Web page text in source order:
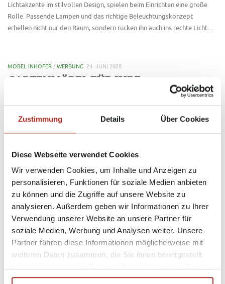
Zustimmung Details Über Cookies
Diese Webseite verwendet Cookies
Wir verwenden Cookies, um Inhalte und Anzeigen zu
personalisieren, Funktionen für soziale Medien anbieten
zu können und die Zugriffe auf unsere Website zu
analysieren. Außerdem geben wir Informationen zu Ihrer
Verwendung unserer Website an unsere Partner für
soziale Medien, Werbung und Analysen weiter. Unsere
Partner führen diese Informationen möglicherweise mit
weiteren Daten zusammen, die Sie ihnen bereitgestellt
gesammelt haben.
Lichtakzente im stilvollen Design, spielen beim Einrichten eine große
Rolle. Passende Lampen und das richtige Beleuchtungskonzept
erhellen nicht nur den Raum, sondern rücken ihn auch ins rechte Licht....
MÖBEL INHOFER / WERBUNG 24. JUNI 2020
GARTENMÖBEL FÜR IHRE
Gartenmöbel für das Leben im Freien Willkommen in der Welt des
Gartens. Schaffen Sie mit Gartenmöbel, Entspannungsräume und
MÖBEL INHOFER/ WERBUNG 4. MAI 2020
Wir ♥ Sofas
Verwirklichen Sie mit uns raumerfüllende Lebenswünsche Traumhaft
schön! Wertige Polstermöbel für das richtige Sitzgefühl mit bester
Funktionalität sind so individuell wie der Mensch selbst. Jetzt ist
Schluss mit Kompromissen, lassen sie sich von dem...